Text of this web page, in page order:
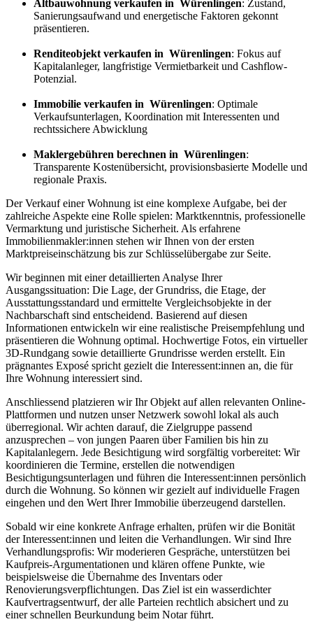
Altbauwohnung verkaufen in Würenlingen: Zustand,
Sanierungsaufwand und energetische Faktoren gekonnt
präsentieren.
Renditeobjekt verkaufen in Würenlingen: Fokus auf
Kapitalanleger, langfristige Vermietbarkeit und Cashflow-
Potenzial.
Immobilie verkaufen in Würenlingen: Optimale
Verkaufsunterlagen, Koordination mit Interessenten und
rechtssichere Abwicklung
Maklergebühren berechnen in Würenlingen:
Transparente Kostenübersicht, provisionsbasierte Modelle und
regionale Praxis.
Der Verkauf einer Wohnung ist eine komplexe Aufgabe, bei der
zahlreiche Aspekte eine Rolle spielen: Marktkenntnis, professionelle
Vermarktung und juristische Sicherheit. Als erfahrene
Immobilienmakler:innen stehen wir Ihnen von der ersten
Marktpreiseinschätzung bis zur Schlüsselübergabe zur Seite.
Wir beginnen mit einer detaillierten Analyse Ihrer
Ausgangssituation: Die Lage, der Grundriss, die Etage, der
Ausstattungsstandard und ermittelte Vergleichsobjekte in der
Nachbarschaft sind entscheidend. Basierend auf diesen
Informationen entwickeln wir eine realistische Preisempfehlung und
präsentieren die Wohnung optimal. Hochwertige Fotos, ein virtueller
3D-Rundgang sowie detaillierte Grundrisse werden erstellt. Ein
prägnantes Exposé spricht gezielt die Interessent:innen an, die für
Ihre Wohnung interessiert sind.
Anschliessend platzieren wir Ihr Objekt auf allen relevanten Online-
Plattformen und nutzen unser Netzwerk sowohl lokal als auch
überregional. Wir achten darauf, die Zielgruppe passend
anzusprechen – von jungen Paaren über Familien bis hin zu
Kapitalanlegern. Jede Besichtigung wird sorgfältig vorbereitet: Wir
koordinieren die Termine, erstellen die notwendigen
Besichtigungsunterlagen und führen die Interessent:innen persönlich
durch die Wohnung. So können wir gezielt auf individuelle Fragen
eingehen und den Wert Ihrer Immobilie überzeugend darstellen.
Sobald wir eine konkrete Anfrage erhalten, prüfen wir die Bonität
der Interessent:innen und leiten die Verhandlungen. Wir sind Ihre
Verhandlungsprofis: Wir moderieren Gespräche, unterstützen bei
Kaufpreis-Argumentationen und klären offene Punkte, wie
beispielsweise die Übernahme des Inventars oder
Renovierungsverpflichtungen. Das Ziel ist ein wasserdichter
Kaufvertragsentwurf, der alle Parteien rechtlich absichert und zu
einer schnellen Beurkundung beim Notar führt.